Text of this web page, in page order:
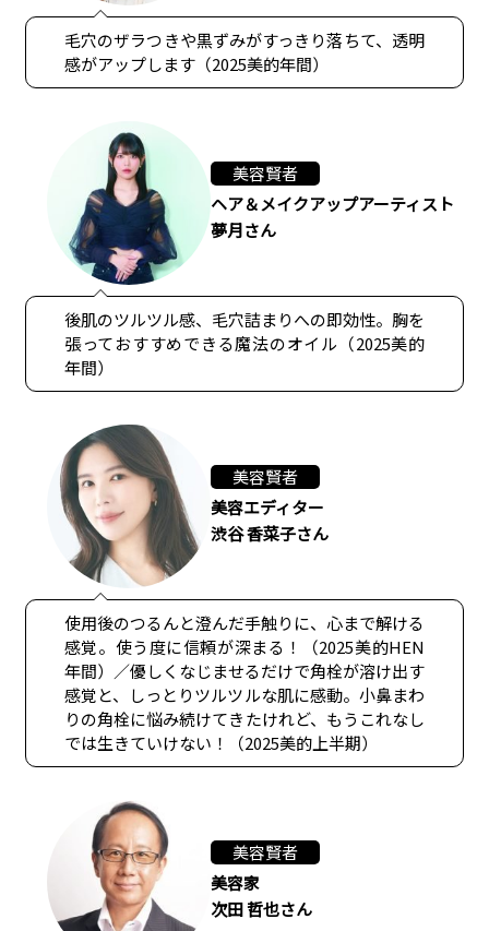
毛穴のザラつきや黒ずみがすっきり落ちて、透明
感がアップします（2025美的年間）
美容賢者
ヘア＆メイクアップアーティスト
夢月さん
後肌のツルツル感、毛穴詰まりへの即効性。胸を
張っておすすめできる魔法のオイル（2025美的
年間）
美容賢者
美容エディター
渋谷 香菜子さん
使用後のつるんと澄んだ手触りに、心まで解ける
感覚。使う度に信頼が深まる！（2025美的HEN
年間）／優しくなじませるだけで角栓が溶け出す
感覚と、しっとりツルツルな肌に感動。小鼻まわ
りの角栓に悩み続けてきたけれど、もうこれなし
では生きていけない！（2025美的上半期）
美容賢者
美容家
次田 哲也さん